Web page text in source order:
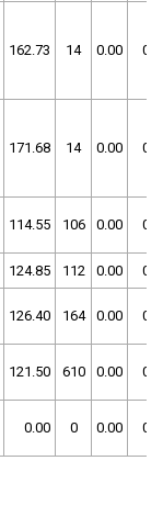
162.73 14 0.00 0
171.68 14 0.00 0
114.55 106 0.00 0
124.85 112 0.00 0
126.40 164 0.00 0
121.50 610 0.00 0
0.00 0 0.00 0